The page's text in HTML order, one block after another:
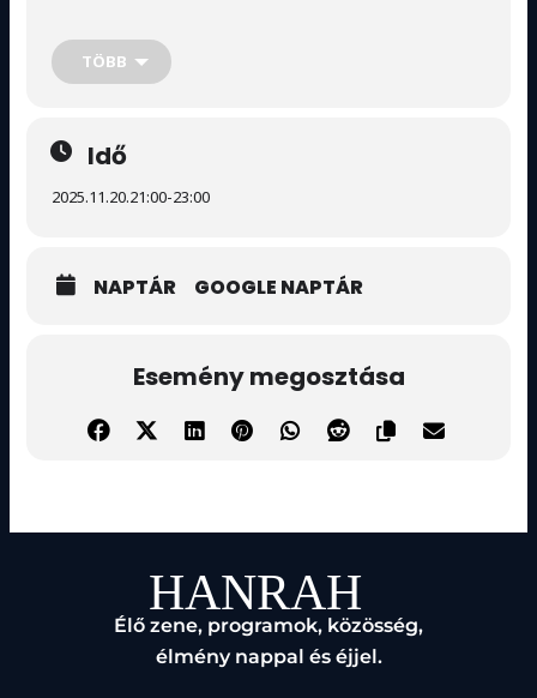
Illyenek például a Szerencse szombat, ahol több
mennyire sokoldalú előadó, egy következő évadban pedig
színésznőként is kipróbálta magát ugyanitt.
TÖBB
Idő
2025.11.20.21:00-23:00
NAPTÁR GOOGLE NAPTÁR
Esemény megosztása
Élő zene, programok, közösség,
élmény nappal és éjjel.